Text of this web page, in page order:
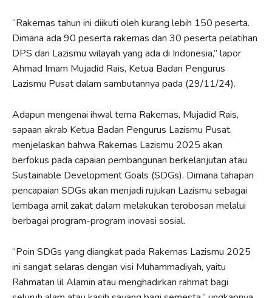
“Rakernas tahun ini diikuti oleh kurang lebih 150 peserta.
Dimana ada 90 peserta rakernas dan 30 peserta pelatihan
DPS dari Lazismu wilayah yang ada di Indonesia,” lapor
Ahmad Imam Mujadid Rais, Ketua Badan Pengurus
Lazismu Pusat dalam sambutannya pada (29/11/24).
Adapun mengenai ihwal tema Rakernas, Mujadid Rais,
sapaan akrab Ketua Badan Pengurus Lazismu Pusat,
menjelaskan bahwa Rakernas Lazismu 2025 akan
berfokus pada capaian pembangunan berkelanjutan atau
Sustainable Development Goals (SDGs). Dimana tahapan
pencapaian SDGs akan menjadi rujukan Lazismu sebagai
lembaga amil zakat dalam melakukan terobosan melalui
berbagai program-program inovasi sosial.
“Poin SDGs yang diangkat pada Rakernas Lazismu 2025
ini sangat selaras dengan visi Muhammadiyah, yaitu
Rahmatan lil Alamin atau menghadirkan rahmat bagi